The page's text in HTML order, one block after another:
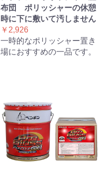
布団 ポリッシャーの休憩
時に下に敷いて汚しません
￥2,926
一時的なポリッシャー置き
場におすすめの一品です。